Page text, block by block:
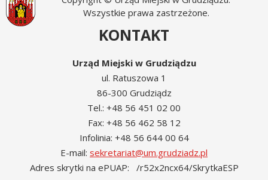
Wszystkie prawa zastrzeżone.
KONTAKT
Urząd Miejski w Grudziądzu
ul. Ratuszowa 1
86-300 Grudziądz
Tel.: +48 56 451 02 00
Fax: +48 56 462 58 12
Infolinia: +48 56 644 00 64
E-mail: sekretariat@um.grudziadz.pl
Adres skrytki na ePUAP: /r52x2ncx64/SkrytkaESP